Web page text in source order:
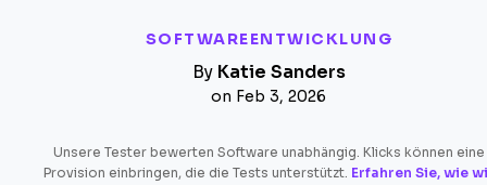
SOFTWAREENTWICKLUNG
By Katie Sanders
on Feb 3, 2026
Unsere Tester bewerten Software unabhängig. Klicks können eine
Provision einbringen, die die Tests unterstützt. Erfahren Sie, wie